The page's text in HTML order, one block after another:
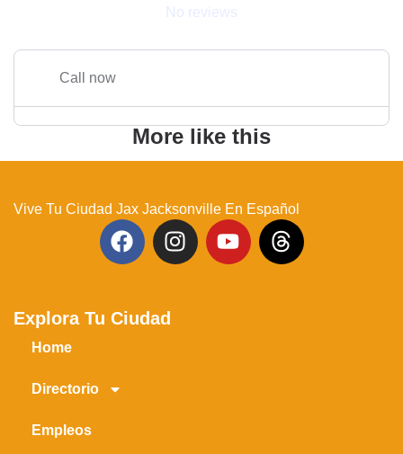
No reviews
Call now
More like this
Vive Tu Ciudad Jax Jacksonville En Español
Explora Tu Ciudad
Home
Directorio
Empleos